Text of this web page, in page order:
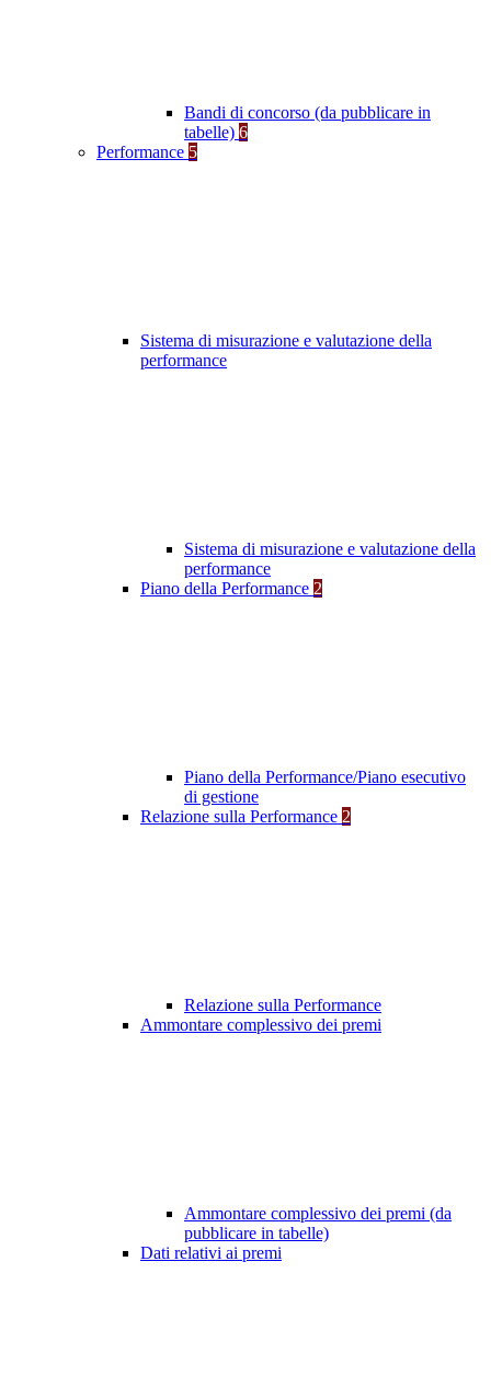
Bandi di concorso (da pubblicare in
tabelle) 6
Performance 5
Sistema di misurazione e valutazione della
performance
Sistema di misurazione e valutazione della
performance
Piano della Performance 2
Piano della Performance/Piano esecutivo
di gestione
Relazione sulla Performance 2
Relazione sulla Performance
Ammontare complessivo dei premi
Ammontare complessivo dei premi (da
pubblicare in tabelle)
Dati relativi ai premi